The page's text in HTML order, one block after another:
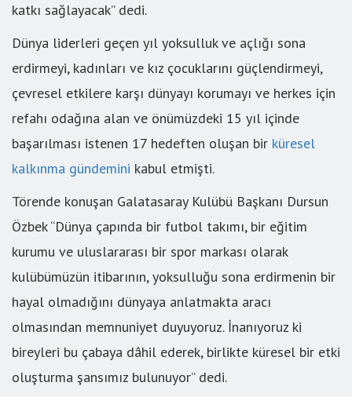
katkı sağlayacak” dedi.
Dünya liderleri geçen yıl yoksulluk ve açlığı sona
erdirmeyi, kadınları ve kız çocuklarını güçlendirmeyi,
çevresel etkilere karşı dünyayı korumayı ve herkes için
refahı odağına alan ve önümüzdeki 15 yıl içinde
başarılması istenen 17 hedeften oluşan bir küresel
kalkınma gündemini kabul etmişti.
Törende konuşan Galatasaray Kulübü Başkanı Dursun
Özbek “Dünya çapında bir futbol takımı, bir eğitim
kurumu ve uluslararası bir spor markası olarak
kulübümüzün itibarının, yoksulluğu sona erdirmenin bir
hayal olmadığını dünyaya anlatmakta aracı
olmasından memnuniyet duyuyoruz. İnanıyoruz ki
bireyleri bu çabaya dâhil ederek, birlikte küresel bir etki
oluşturma şansımız bulunuyor” dedi.